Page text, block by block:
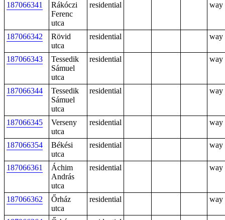
187066341
Rákóczi
Ferenc
utca
residential way
187066342
Rövid
utca
residential way
187066343
Tessedik
Sámuel
utca
residential way
187066344
Tessedik
Sámuel
utca
residential way
187066345
Verseny
utca
residential way
187066354
Békési
utca
residential way
187066361
Áchim
András
utca
residential way
187066362
Őrház
utca
residential way